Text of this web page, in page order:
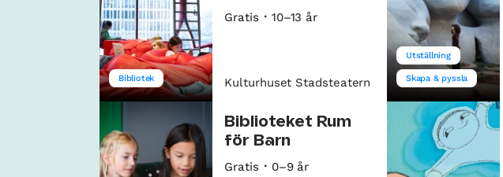
Bibliotek
Gratis 10–13 år
Kulturhuset Stadsteatern
Utställning
Skapa & pyssla
Biblioteket Rum
för Barn
Gratis 0–9 år